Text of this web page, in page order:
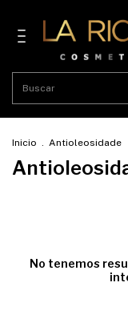
Inicio . Antioleosidade
No tenemos